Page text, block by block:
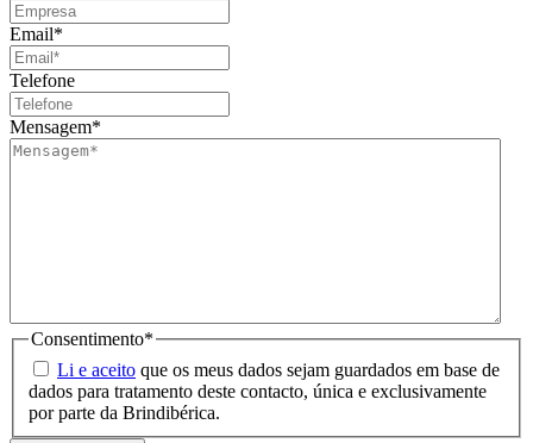
Email*
Telefone
Mensagem*
Consentimento*
Li e aceito que os meus dados sejam guardados em base de
dados para tratamento deste contacto, única e exclusivamente
por parte da Brindibérica.